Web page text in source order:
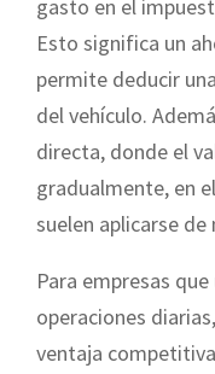
gasto en el
Esto significa un
permite deducir
del vehículo.
directa, donde el
gradualmente, en
suelen aplicarse
Para empresas
operaciones
ventaja